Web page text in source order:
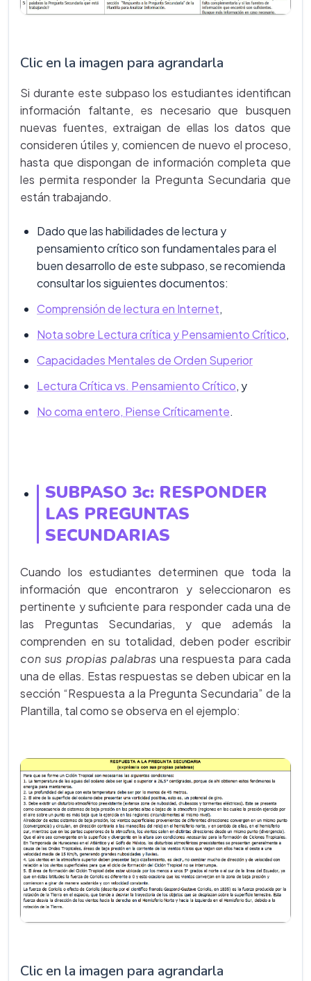
Clic en la imagen para agrandarla
Si durante este subpaso los estudiantes identifican
información faltante, es necesario que busquen
nuevas fuentes, extraigan de ellas los datos que
consideren útiles y, comiencen de nuevo el proceso,
hasta que dispongan de información completa que
les permita responder la Pregunta Secundaria que
están trabajando.
Dado que las habilidades de lectura y
pensamiento crítico son fundamentales para el
buen desarrollo de este subpaso, se recomienda
consultar los siguientes documentos:
Comprensión de lectura en Internet,
Nota sobre Lectura crítica y Pensamiento Crítico,
Capacidades Mentales de Orden Superior
Lectura Crítica vs. Pensamiento Crítico, y
No coma entero, Piense Críticamente.
SUBPASO 3c: RESPONDER
LAS PREGUNTAS
SECUNDARIAS
Cuando los estudiantes determinen que toda la
información que encontraron y seleccionaron es
pertinente y suficiente para responder cada una de
las Preguntas Secundarias, y que además la
comprenden en su totalidad, deben poder escribir
con sus propias palabrasuna respuesta para cada
una de ellas. Estas respuestas se deben ubicar en la
sección “Respuesta a la Pregunta Secundaria” de la
Plantilla, tal como se observa en el ejemplo:
Clic en la imagen para agrandarla